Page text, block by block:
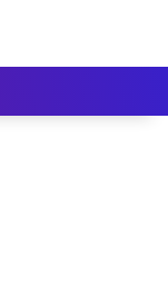
Kena Pajak